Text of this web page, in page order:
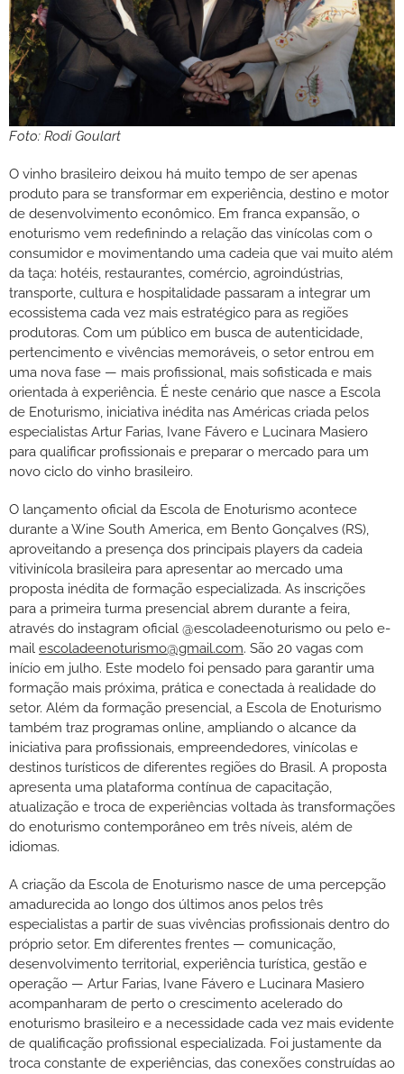
Foto: Rodi Goulart
O vinho brasileiro deixou há muito tempo de ser apenas
produto para se transformar em experiência, destino e motor
de desenvolvimento econômico. Em franca expansão, o
enoturismo vem redefinindo a relação das vinícolas com o
consumidor e movimentando uma cadeia que vai muito além
da taça: hotéis, restaurantes, comércio, agroindústrias,
transporte, cultura e hospitalidade passaram a integrar um
ecossistema cada vez mais estratégico para as regiões
produtoras. Com um público em busca de autenticidade,
pertencimento e vivências memoráveis, o setor entrou em
uma nova fase — mais profissional, mais sofisticada e mais
orientada à experiência. É neste cenário que nasce a Escola
de Enoturismo, iniciativa inédita nas Américas criada pelos
especialistas Artur Farias, Ivane Fávero e Lucinara Masiero
para qualificar profissionais e preparar o mercado para um
novo ciclo do vinho brasileiro.
O lançamento oficial da Escola de Enoturismo acontece
durante a Wine South America, em Bento Gonçalves (RS),
aproveitando a presença dos principais players da cadeia
vitivinícola brasileira para apresentar ao mercado uma
proposta inédita de formação especializada. As inscrições
para a primeira turma presencial abrem durante a feira,
através do instagram oficial @escoladeenoturismo ou pelo e-
mail escoladeenoturismo@gmail.com. São 20 vagas com
início em julho. Este modelo foi pensado para garantir uma
formação mais próxima, prática e conectada à realidade do
setor. Além da formação presencial, a Escola de Enoturismo
também traz programas online, ampliando o alcance da
iniciativa para profissionais, empreendedores, vinícolas e
destinos turísticos de diferentes regiões do Brasil. A proposta
apresenta uma plataforma contínua de capacitação,
atualização e troca de experiências voltada às transformações
do enoturismo contemporâneo em três níveis, além de
idiomas.
A criação da Escola de Enoturismo nasce de uma percepção
amadurecida ao longo dos últimos anos pelos três
especialistas a partir de suas vivências profissionais dentro do
próprio setor. Em diferentes frentes — comunicação,
desenvolvimento territorial, experiência turística, gestão e
operação — Artur Farias, Ivane Fávero e Lucinara Masiero
acompanharam de perto o crescimento acelerado do
enoturismo brasileiro e a necessidade cada vez mais evidente
de qualificação profissional especializada. Foi justamente da
troca constante de experiências, das conexões construídas ao